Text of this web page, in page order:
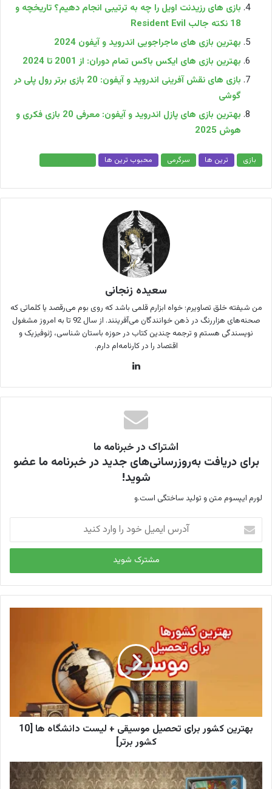
بازی های رزیدنت اویل را چه به ترتیبی انجام دهیم؟ تاریخچه و
18 نکته جالب Resident Evil
بهترین بازی های ماجراجویی اندروید و آیفون 2024
بهترین بازی های ایکس باکس تمام دوران: از 2001 تا 2024
بازی‌ های نقش‌ آفرینی اندروید و آیفون: 20 بازی برتر رول پلی در
گوشی
بهترین بازی های پازل اندروید و آیفون: معرفی 20 بازی فکری و
هوش 2025
بازی ترین ها سرگرمی محبوب ترین ها
سعیده زنجانی
من شیفته خلق تصاویرم؛ خواه ابزارم قلمی باشد که روی بوم می‌رقصد یا کلماتی که
صحنه‌های هزاررنگ در ذهن خوانندگان می‌آفرینند. از سال 92 تا به امروز مشغول
نویسندگی هستم و ترجمه چندین کتاب در حوزه باستان شناسی، ژئوفیزیک و
اقتصاد را در کارنامه‌ام دارم.
اشتراک در خبرنامه ما
برای دریافت به‌روزرسانی‌های جدید در خبرنامه ما عضو
شوید!
لورم ایپسوم متن و تولید ساختگی است.و
آدرس
ایمیل
خود
وارد
کنید
بهترین کشور برای تحصیل موسیقی + لیست دانشگاه ها [10
کشور برتر]